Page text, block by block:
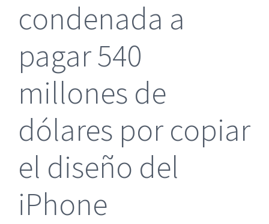
condenada a
pagar 540
millones de
dólares por copiar
el diseño del
iPhone